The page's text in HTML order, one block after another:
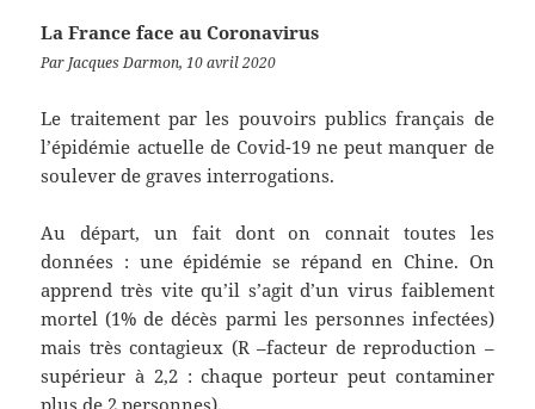
La France face au Coronavirus
Par Jacques Darmon, 10 avril 2020
Le traitement par les pouvoirs publics français de
l’épidémie actuelle de Covid-19 ne peut manquer de
soulever de graves interrogations.
Au départ, un fait dont on connait toutes les
données : une épidémie se répand en Chine. On
apprend très vite qu’il s’agit d’un virus faiblement
mortel (1% de décès parmi les personnes infectées)
mais très contagieux (R –facteur de reproduction –
supérieur à 2,2 : chaque porteur peut contaminer
plus de 2 personnes).